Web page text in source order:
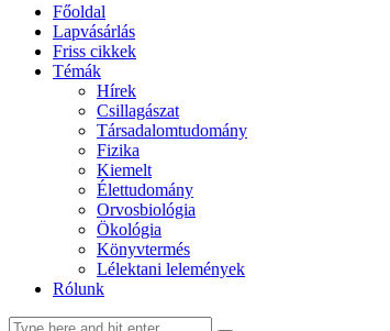
Főoldal
Lapvásárlás
Friss cikkek
Témák
Hírek
Csillagászat
Társadalomtudomány
Fizika
Kiemelt
Élettudomány
Orvosbiológia
Ökológia
Könyvtermés
Lélektani lelemények
Rólunk